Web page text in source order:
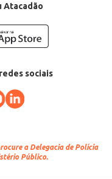
Atacadão
sociais
a Delegacia de Polícia
Público.